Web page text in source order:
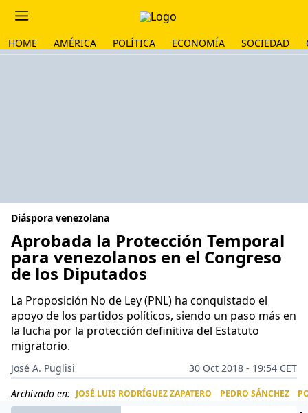
HOME AMÉRICA POLÍTICA ECONOMÍA SOCIEDAD
Diáspora venezolana
Aprobada la Protección Temporal
para venezolanos en el Congreso
de los Diputados
La Proposición No de Ley (PNL) ha conquistado el
apoyo de los partidos políticos, siendo un paso más en
la lucha por la protección definitiva del Estatuto
migratorio.
José A. Puglisi
30 Oct 2018 - 19:54 CET
Archivado en: JOSÉ LUIS RODRÍGUEZ ZAPATERO PEDRO SÁNCHEZ